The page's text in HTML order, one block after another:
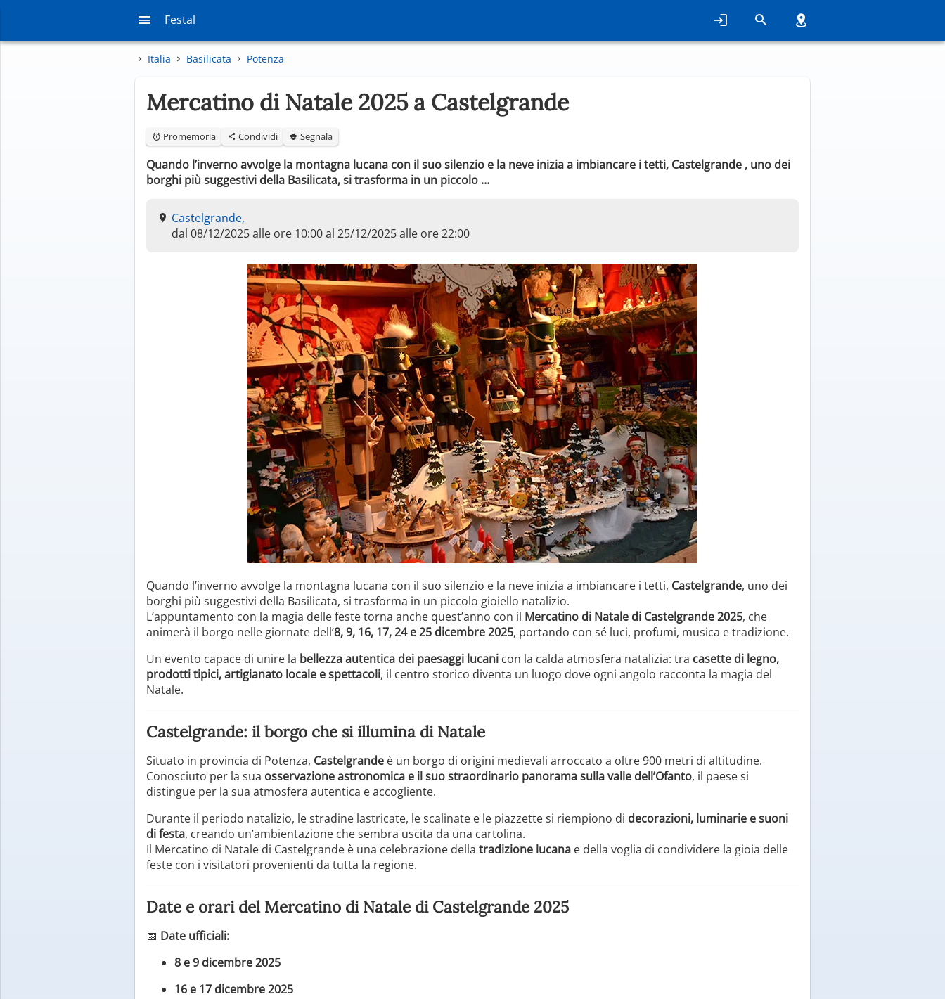
Festal
Italia Basilicata Potenza
Mercatino di Natale 2025 a Castelgrande
Promemoria Condividi Segnala
Quando l’inverno avvolge la montagna lucana con il suo silenzio e la neve inizia a imbiancare i tetti, Castelgrande , uno dei
borghi più suggestivi della Basilicata, si trasforma in un piccolo …
Castelgrande,
dal 08/12/2025 alle ore 10:00 al 25/12/2025 alle ore 22:00
Quando l’inverno avvolge la montagna lucana con il suo silenzio e la neve inizia a imbiancare i tetti, Castelgrande, uno dei
borghi più suggestivi della Basilicata, si trasforma in un piccolo gioiello natalizio.
L’appuntamento con la magia delle feste torna anche quest’anno con il Mercatino di Natale di Castelgrande 2025, che
animerà il borgo nelle giornate dell’8, 9, 16, 17, 24 e 25 dicembre 2025, portando con sé luci, profumi, musica e tradizione.
Un evento capace di unire la bellezza autentica dei paesaggi lucani con la calda atmosfera natalizia: tra casette di legno,
prodotti tipici, artigianato locale e spettacoli, il centro storico diventa un luogo dove ogni angolo racconta la magia del
Natale.
Castelgrande: il borgo che si illumina di Natale
Situato in provincia di Potenza, Castelgrande è un borgo di origini medievali arroccato a oltre 900 metri di altitudine.
Conosciuto per la sua osservazione astronomica e il suo straordinario panorama sulla valle dell’Ofanto, il paese si
distingue per la sua atmosfera autentica e accogliente.
Durante il periodo natalizio, le stradine lastricate, le scalinate e le piazzette si riempiono di decorazioni, luminarie e suoni
di festa, creando un’ambientazione che sembra uscita da una cartolina.
Il Mercatino di Natale di Castelgrande è una celebrazione della tradizione lucana e della voglia di condividere la gioia delle
feste con i visitatori provenienti da tutta la regione.
Date e orari del Mercatino di Natale di Castelgrande 2025
📅 Date ufficiali:
8 e 9 dicembre 2025
16 e 17 dicembre 2025